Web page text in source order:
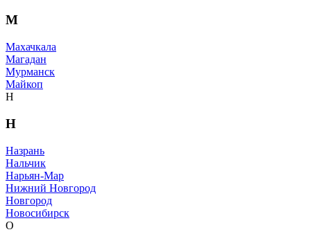
М
Махачкала
Магадан
Мурманск
Майкоп
Н
Н
Назрань
Нальчик
Нарьян-Мар
Нижний Новгород
Новгород
Новосибирск
О